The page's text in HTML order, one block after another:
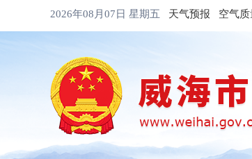
2026年08月07日 星期五 天气预报 空气质